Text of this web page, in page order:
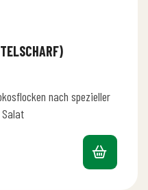
nach spezieller